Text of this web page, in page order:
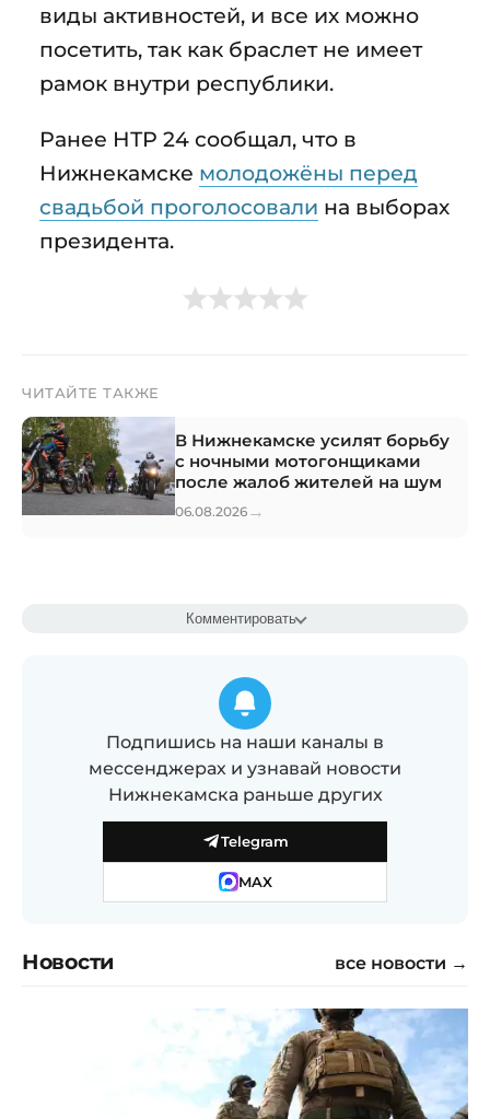
виды активностей, и все их можно
посетить, так как браслет не имеет
рамок внутри республики.
Ранее НТР 24 сообщал, что в
Нижнекамске молодожёны перед
свадьбой проголосовали на выборах
президента.
ЧИТАЙТЕ ТАКЖЕ
В Нижнекамске усилят борьбу
с ночными мотогонщиками
после жалоб жителей на шум
06.08.2026 →
Комментировать
Подпишись на наши каналы в
мессенджерах и узнавай новости
Нижнекамска раньше других
Telegram
MAX
Новости все новости →